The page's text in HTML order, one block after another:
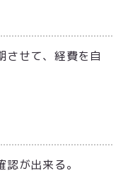
させて、経費を自
が出来る。